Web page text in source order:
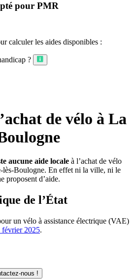
pour PMR
calculer les aides disponibles :
?
de vélo à La
aucune aide locale à l’achat de vélo
lès-Boulogne. En effet ni la ville, ni le
proposent d’aide.
de l’État
un vélo à assistance électrique (VAE)
février 2025.
nous !